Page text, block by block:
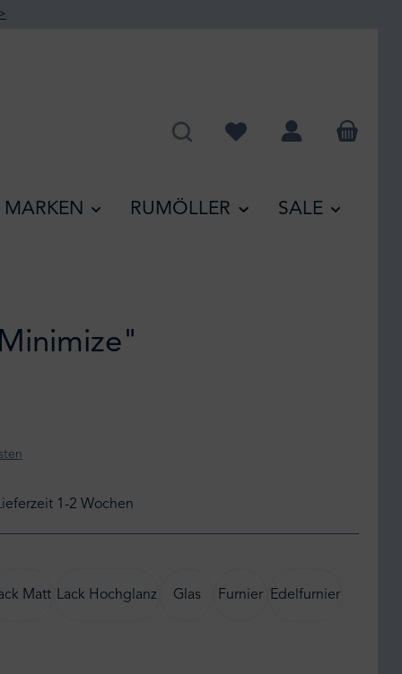
Du hast 0 Produkte auf
MARKEN RUMÖLLER SALE
1-2 Wochen
Matt Lack Hochglanz Glas Furnier Edelfurnier